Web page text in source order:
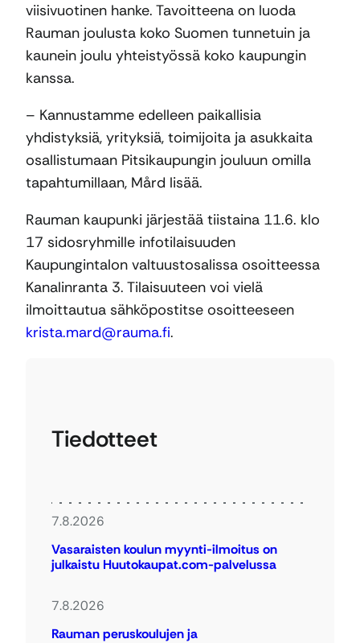
viisivuotinen hanke. Tavoitteena on luoda
Rauman joulusta koko Suomen tunnetuin ja
kaunein joulu yhteistyössä koko kaupungin
kanssa.
– Kannustamme edelleen paikallisia
yhdistyksiä, yrityksiä, toimijoita ja asukkaita
osallistumaan Pitsikaupungin jouluun omilla
tapahtumillaan, Mård lisää.
Rauman kaupunki järjestää tiistaina 11.6. klo
17 sidosryhmille infotilaisuuden
Kaupungintalon valtuustosalissa osoitteessa
Kanalinranta 3. Tilaisuuteen voi vielä
ilmoittautua sähköpostitse osoitteeseen
krista.mard@rauma.fi.
Tiedotteet
7.8.2026
Vasaraisten koulun myynti-ilmoitus on
julkaistu Huutokaupat.com-palvelussa
7.8.2026
Rauman peruskoulujen ja